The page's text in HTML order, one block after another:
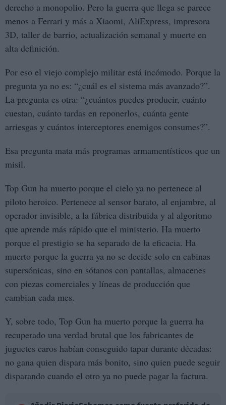
derecho a monopolio. Pero la guerra que llega se parece
menos a Ferrari y más a Xiaomi, AliExpress, impresora
3D, taller de barrio, actualización semanal y muerte en
alta definición.
Por eso el viejo complejo militar está incómodo. Porque la
pregunta ya no es: “¿cuál es el sistema más avanzado?”.
La pregunta es otra: “¿cuántos puedes producir, cuánto
cuestan, cuánto tardas en reponerlos, cuánta gente
arriesgas y cuántos interceptores enemigos consumes?”.
Esa pregunta mata más programas armamentísticos que un
misil.
Top Gun ha muerto porque el cielo ya no pertenece al
piloto heroico. Pertenece al sensor barato, al enjambre, al
operador invisible, a la fábrica distribuida y al algoritmo
que aprende más rápido que el ministerio. Ha muerto
porque el prestigio se ha separado de la eficacia. Ha
muerto porque la guerra ya no se decide solo en cabinas
supersónicas, sino en sótanos con pantallas, almacenes
con piezas comerciales y líneas de producción que
cambian cada mes.
Y, sobre todo, Top Gun ha muerto porque la guerra ha
recuperado una verdad brutal que los fabricantes de
juguetes caros habían conseguido tapar durante décadas:
no gana quien dispara más bonito, sino quien puede seguir
disparando cuando el otro ya no puede pagar la factura.